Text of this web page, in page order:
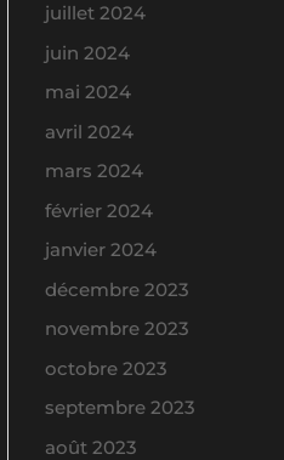
juillet 2024
juin 2024
mai 2024
avril 2024
mars 2024
février 2024
janvier 2024
décembre 2023
novembre 2023
octobre 2023
septembre 2023
août 2023